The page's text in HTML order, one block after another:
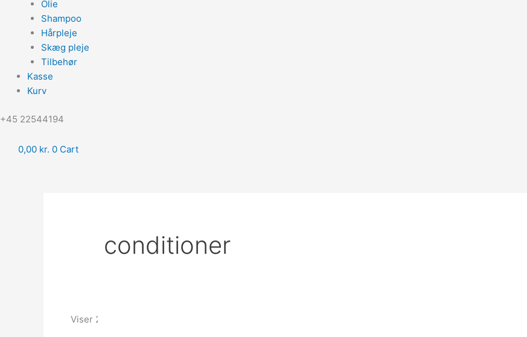
Olie
Shampoo
Hårpleje
Skæg pleje
Tilbehør
Kasse
Kurv
‪+45 22544194
0,00 kr. 0 Cart
conditioner
Viser 2 resultater